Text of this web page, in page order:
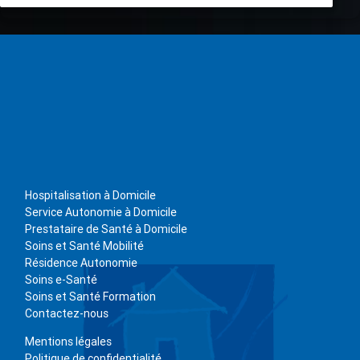
Hospitalisation à Domicile
Service Autonomie à Domicile
Prestataire de Santé à Domicile
Soins et Santé Mobilité
Résidence Autonomie
Soins e-Santé
Soins et Santé Formation
Contactez-nous
Mentions légales